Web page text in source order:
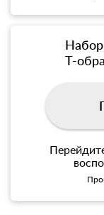
Набор
Т-